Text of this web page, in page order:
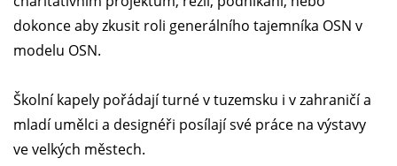
dokonce aby zkusit roli generálního tajemníka OSN v
modelu OSN.
Školní kapely pořádají turné v tuzemsku i v zahraničí a
mladí umělci a designéři posílají své práce na výstavy
ve velkých městech.